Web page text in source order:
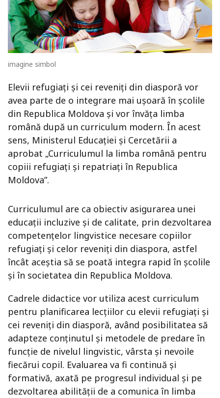
imagine simbol
Elevii refugiați și cei reveniți din diasporă vor
avea parte de o integrare mai ușoară în școlile
din Republica Moldova și vor învăța limba
română după un curriculum modern. În acest
sens, Ministerul Educației și Cercetării a
aprobat „Curriculumul la limba română pentru
copiii refugiați și repatriați în Republica
Moldova”.
Curriculumul are ca obiectiv asigurarea unei
educații incluzive și de calitate, prin dezvoltarea
competențelor lingvistice necesare copiilor
refugiați și celor reveniți din diaspora, astfel
încât aceștia să se poată integra rapid în școlile
și în societatea din Republica Moldova.
Cadrele didactice vor utiliza acest curriculum
pentru planificarea lecțiilor cu elevii refugiați și
cei reveniți din diasporă, având posibilitatea să
adapteze conținutul și metodele de predare în
funcție de nivelul lingvistic, vârsta și nevoile
fiecărui copil. Evaluarea va fi continuă și
formativă, axată pe progresul individual și pe
dezvoltarea abilității de a comunica în limba